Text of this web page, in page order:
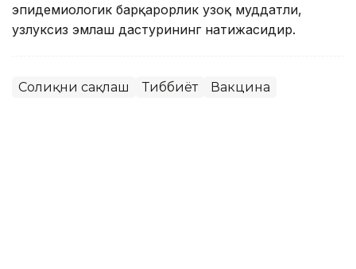
эпидемиологик барқарорлик узоқ муддатли,
узлуксиз эмлаш дастурининг натижасидир.
Соғлиқни сақлаш Тиббиёт Вакцина